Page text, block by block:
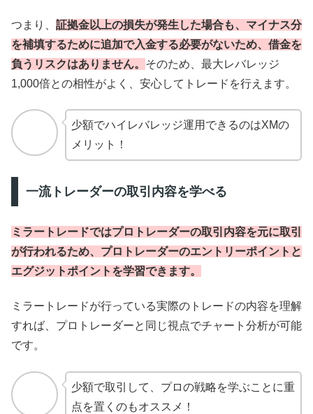
つまり、 証拠金以上の損失が発生した場合も、マイナス分
を補填するために追加で入金する必要がないため、借金を
負うリスクはありません。 そのため、最大レバレッジ
1,000倍との相性がよく、安心してトレードを行えます。
少額でハイレバレッジ運用できるのはXMの
メリット！
一流トレーダーの取引内容を学べる
ミラートレードではプロトレーダーの取引内容を元に取引
が行われるため、プロトレーダーのエントリーポイントと
エグジットポイントを学習できます。
ミラートレードが行っている実際のトレードの内容を理解
すれば、プロトレーダーと同じ視点でチャート分析が可能
です。
少額で取引して、プロの戦略を学ぶことに重
点を置くのもオススメ！